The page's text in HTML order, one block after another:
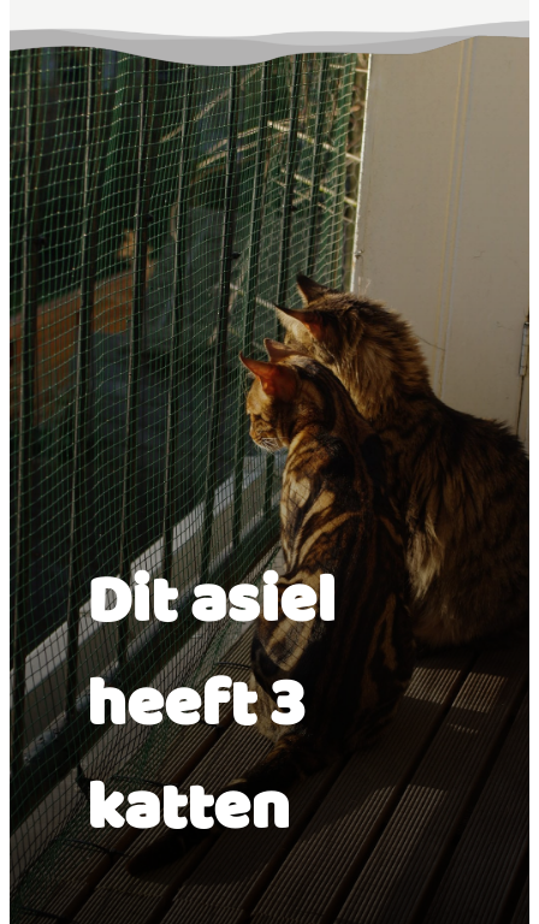
Dit asiel
heeft 3
katten